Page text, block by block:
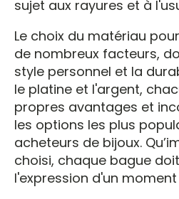
sujet aux rayures et à
Le choix du matériau
de nombreux facteurs,
style personnel et la
le platine et l'argent,
propres avantages et
les options les plus
acheteurs de bijoux.
choisi, chaque bague
l'expression d'un